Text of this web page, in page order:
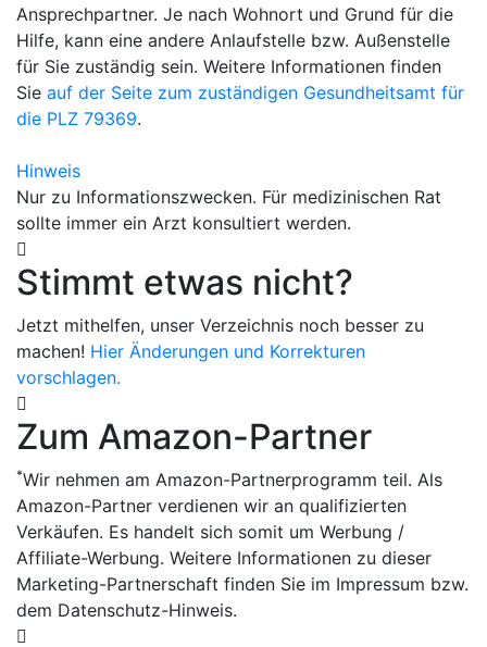
Ansprechpartner. Je nach Wohnort und Grund für die
Hilfe, kann eine andere Anlaufstelle bzw. Außenstelle
für Sie zuständig sein. Weitere Informationen finden
Sie auf der Seite zum zuständigen Gesundheitsamt für
die PLZ 79369.
Hinweis
Nur zu Informationszwecken. Für medizinischen Rat
sollte immer ein Arzt konsultiert werden.
Stimmt etwas nicht?
Jetzt mithelfen, unser Verzeichnis noch besser zu
machen! Hier Änderungen und Korrekturen
vorschlagen.
Zum Amazon-Partner
*Wir nehmen am Amazon-Partnerprogramm teil. Als
Amazon-Partner verdienen wir an qualifizierten
Verkäufen. Es handelt sich somit um Werbung /
Affiliate-Werbung. Weitere Informationen zu dieser
Marketing-Partnerschaft finden Sie im Impressum bzw.
dem Datenschutz-Hinweis.